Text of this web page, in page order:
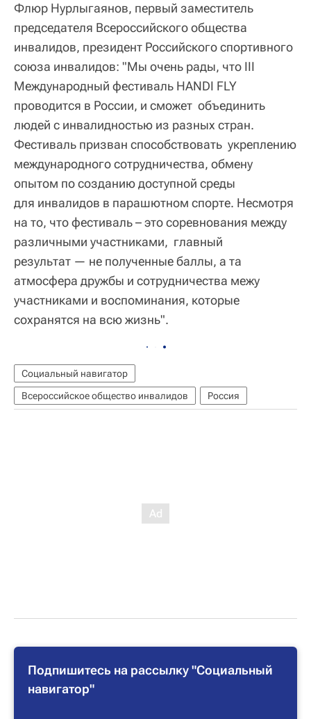
Флюр Нурлыгаянов, первый заместитель
председателя Всероссийского общества
инвалидов, президент Российского спортивного
союза инвалидов: "Мы очень рады, что III
Международный фестиваль HANDI FLY
проводится в России, и сможет объединить
людей с инвалидностью из разных стран.
Фестиваль призван способствовать укреплению
международного сотрудничества, обмену
опытом по созданию доступной среды
для инвалидов в парашютном спорте. Несмотря
на то, что фестиваль – это соревнования между
различными участниками, главный
результат — не полученные баллы, а та
атмосфера дружбы и сотрудничества межу
участниками и воспоминания, которые
сохранятся на всю жизнь".
Социальный навигатор
Всероссийское общество инвалидов
Россия
Подпишитесь на рассылку "Социальный
навигатор"